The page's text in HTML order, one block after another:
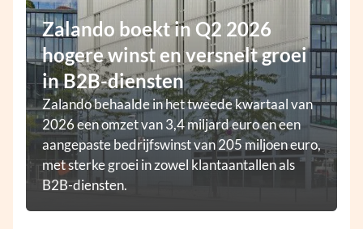
Zalando boekt in Q2 2026
hogere winst en versnelt groei
in B2B-diensten
Zalando behaalde in het tweede kwartaal van
2026 een omzet van 3,4 miljard euro en een
aangepaste bedrijfswinst van 205 miljoen euro,
met sterke groei in zowel klantaantallen als
B2B-diensten.